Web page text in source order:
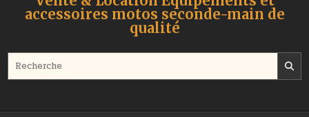
accessoires motos seconde-main de
qualité